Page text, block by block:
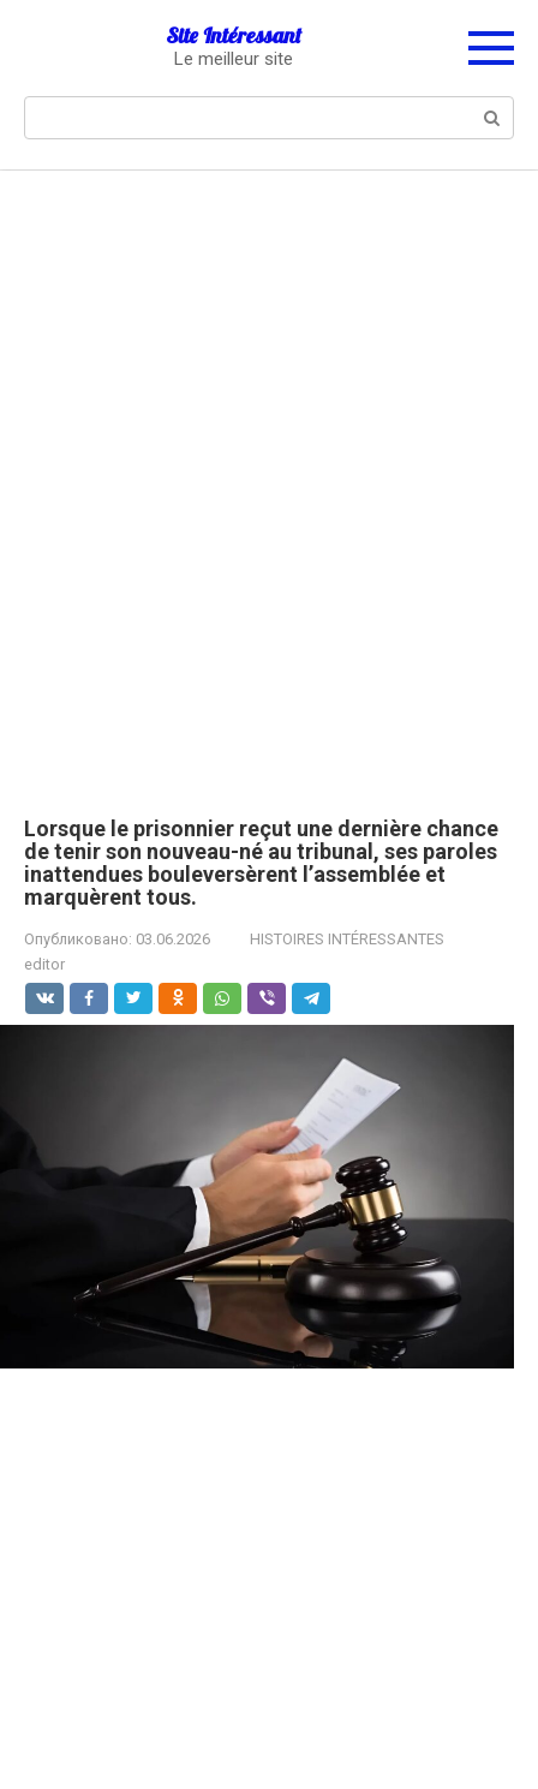
Site Intéressant
Le meilleur site
Lorsque le prisonnier reçut une dernière chance
de tenir son nouveau-né au tribunal, ses paroles
inattendues bouleversèrent l’assemblée et
marquèrent tous.
Опубликовано: 03.06.2026
HISTOIRES INTÉRESSANTES
editor